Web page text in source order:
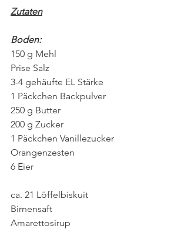
Zutaten
Boden:
150 g Mehl
Prise Salz
3-4 gehäufte EL Stärke
1 Päckchen Backpulver
250 g Butter
200 g Zucker
1 Päckchen Vanillezucker
Orangenzesten
6 Eier
ca. 21 Löffelbiskuit
Birnensaft
Amarettosirup